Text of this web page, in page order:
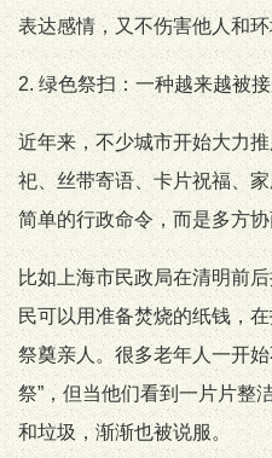
表达感情，又不伤害他人和
2. 绿色祭扫：一种越来越被接
近年来，不少城市开始大力
祀、丝带寄语、卡片祝福、
简单的行政命令，而是多方
比如上海市民政局在清明前
民可以用准备焚烧的纸钱，
祭奠亲人。很多老年人一开
祭”，但当他们看到一片片整
和垃圾，渐渐也被说服。